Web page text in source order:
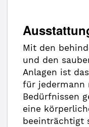
Mit den
und den
Anlagen ist
für jedermann
Bedürfnissen
eine
beeinträchtigt